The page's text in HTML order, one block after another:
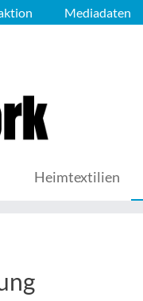
Mediadaten
Heimtextilien